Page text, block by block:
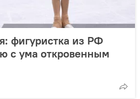
фигуристка из РФ
с ума откровенным